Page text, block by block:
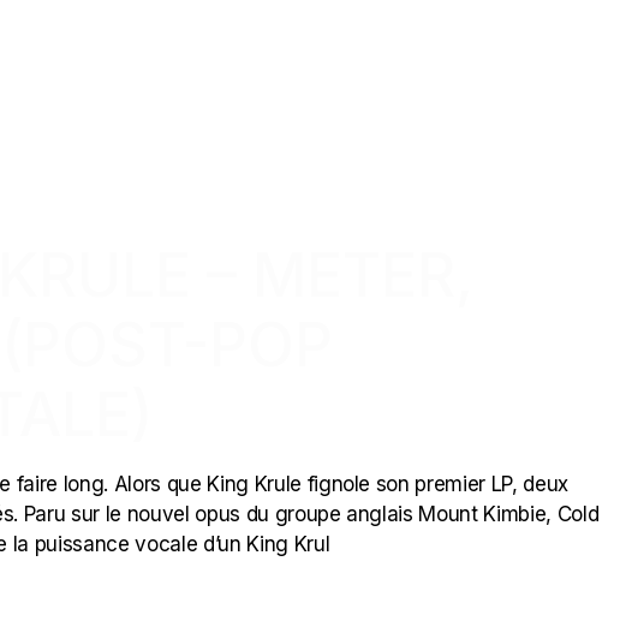
faire long. Alors que King Krule fignole son premier LP, deux
Paru sur le nouvel opus du groupe anglais Mount Kimbie, Cold
puissance vocale d’un King Krul